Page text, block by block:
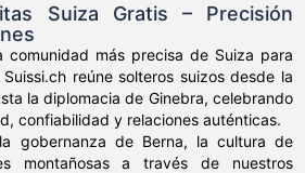
Suiza Gratis – Precisión
comunidad más precisa de Suiza para
reúne solteros suizos desde la
la diplomacia de Ginebra, celebrando
confiabilidad y relaciones auténticas.
gobernanza de Berna, la cultura de
montañosas a través de nuestros